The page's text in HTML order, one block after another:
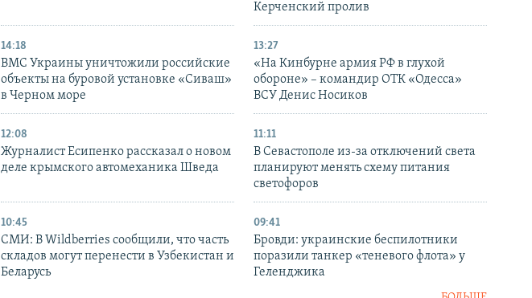
Керченский пролив
14:18
ВМС Украины уничтожили российские
объекты на буровой установке «Сиваш»
в Черном море
13:27
«На Кинбурне армия РФ в глухой
обороне» – командир ОТК «Одесса»
ВСУ Денис Носиков
12:08
Журналист Есипенко рассказал о новом
деле крымского автомеханика Шведа
11:11
В Севастополе из-за отключений света
планируют менять схему питания
светофоров
10:45
СМИ: В Wildberries сообщили, что часть
складов могут перенести в Узбекистан и
Беларусь
09:41
Бровди: украинские беспилотники
поразили танкер «теневого флота» у
Геленджика